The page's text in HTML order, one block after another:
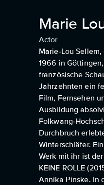
Marie
Actor
Marie-Lou
1966 in
französische
Jahrzehnten ein
Film, Fernsehen
Ausbildung
Folkwang-
Durchbruch
Winterschläfer.
Werk mit ihr ist
KEINE ROLLE
Annika Pinske. In